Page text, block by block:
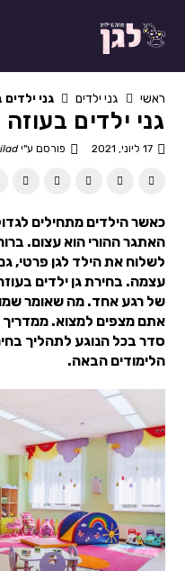
ראשי גני ילדים גני
גני ילדים בעוזה
17 ליוני, 2021 פורסם ע"י
כאשר הילדים מתחילים
האתגר ההורי הוא עצום.
לשלוח את הילד לגן פרטי,
עצמה. בחירת גן ילדים
של רגע אחד. מה שאומר
אתם מצפים למצוא.
סדר בכל הנוגע לתהליך
הלימודים הבאה.